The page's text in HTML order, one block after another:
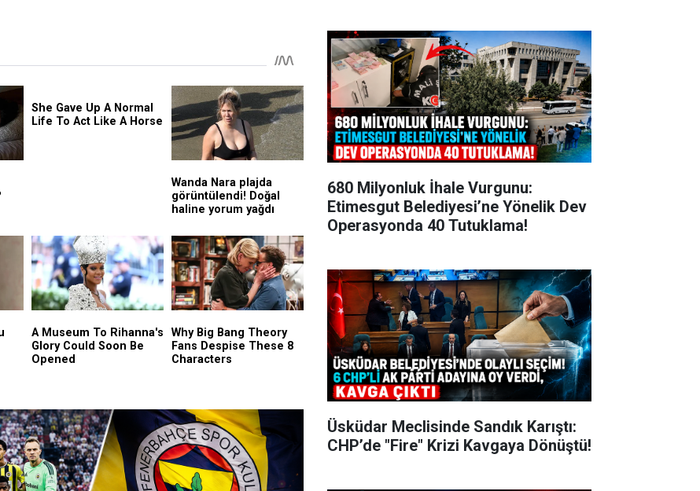
680 Milyonluk İhale Vurgunu:
Etimesgut Belediyesi’ne Yönelik Dev
Operasyonda 40 Tutuklama!
Üsküdar Meclisinde Sandık Karıştı:
CHP’de "Fire" Krizi Kavgaya Dönüştü!